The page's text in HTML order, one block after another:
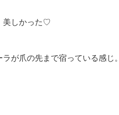
美しかった♡
が爪の先まで宿っている感じ。